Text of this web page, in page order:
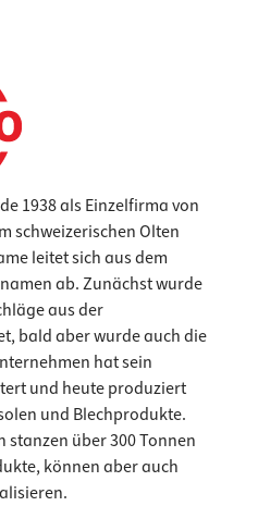
1938 als Einzelfirma von
schweizerischen Olten
leitet sich aus dem
ab. Zunächst wurde
aus der
bald aber wurde auch die
hat sein
und heute produziert
und Blechprodukte.
stanzen über 300 Tonnen
können aber auch